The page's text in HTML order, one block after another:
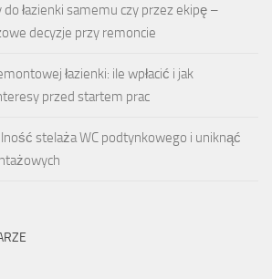
do łazienki samemu czy przez ekipę –
decyzje przy remoncie
łazienki: ile wpłacić i jak
przed startem prac
stelaża WC podtynkowego i uniknąć